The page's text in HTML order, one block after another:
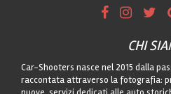
CHI
Car-Shooters nasce nel 2015 dalla
raccontata attraverso la fotografia: